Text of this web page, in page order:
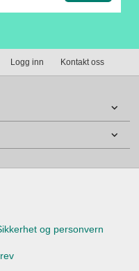
Logg inn Kontakt oss
og personvern